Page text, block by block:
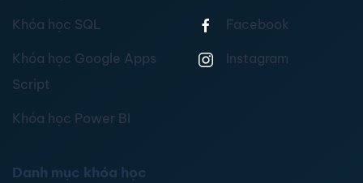
Khóa học SQL
Khóa học Google Apps
Script
Khóa học Power BI
Facebook
Instagram
Danh mục khóa học